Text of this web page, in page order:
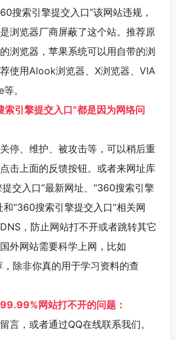
搜索引擎提交入口”该网站违规，
浏览器厂商屏蔽了这个站。推荐原
浏览器，苹果系统可以用自带的浏
使用Alook浏览器、 X浏览器、 VIA
等。
引擎提交入口”都是因为网络问
停、维护、被攻击等，可以稍后重
击上面的反馈按钮。或者来网址库
交入口”最新网址、“360搜索引擎
和“360搜索引擎提交入口”相关网
，防止网站打不开或者跳转其它
外网站需要科学上网，比如
除非你真的用于学习资料的查
网站打不开的问题：
言，或者通过QQ在线联系我们。